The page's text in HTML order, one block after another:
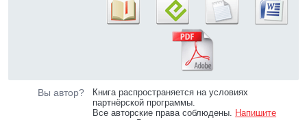
Вы автор?
Книга распространяется на условиях
партнёрской программы.
Все авторские права соблюдены. Напишите